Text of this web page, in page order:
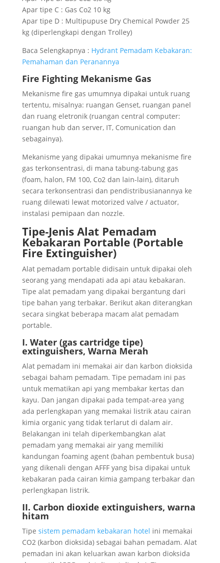
Apar tipe C : Gas Co2 10 kg
Apar tipe D : Multipupuse Dry Chemical Powder 25
kg (diperlengkapi dengan Trolley)
Baca Selengkapnya : Hydrant Pemadam Kebakaran:
Pemahaman dan Peranannya
Fire Fighting Mekanisme Gas
Mekanisme fire gas umumnya dipakai untuk ruang
tertentu, misalnya: ruangan Genset, ruangan panel
dan ruang eletronik (ruangan central computer:
ruangan hub dan server, IT, Comunication dan
sebagainya).
Mekanisme yang dipakai umumnya mekanisme fire
gas terkonsentrasi, di mana tabung-tabung gas
(foam, halon, FM 100, Co2 dan lain-lain), ditaruh
secara terkonsentrasi dan pendistribusianannya ke
ruang dilewati lewat motorized valve / actuator,
instalasi pemipaan dan nozzle.
Tipe-Jenis Alat Pemadam
Kebakaran Portable (Portable
Fire Extinguisher)
Alat pemadam portable didisain untuk dipakai oleh
seorang yang mendapati ada api atau kebakaran.
Tipe alat pemadam yang dipakai bergantung dari
tipe bahan yang terbakar. Berikut akan diterangkan
secara singkat beberapa macam alat pemadam
portable.
I. Water (gas cartridge tipe)
extinguishers, Warna Merah
Alat pemadam ini memakai air dan karbon dioksida
sebagai baham pemadam. Tipe pemadam ini pas
untuk mematikan api yang membakar kertas dan
kayu. Dan jangan dipakai pada tempat-area yang
ada perlengkapan yang memakai listrik atau cairan
kimia organic yang tidak terlarut di dalam air.
Belakangan ini telah diperkembangkan alat
pemadam yang memakai air yang memiliki
kandungan foaming agent (bahan pembentuk busa)
yang dikenali dengan AFFF yang bisa dipakai untuk
kebakaran pada cairan kimia gampang terbakar dan
perlengkapan listrik.
II. Carbon dioxide extinguishers, warna
hitam
Tipe sistem pemadam kebakaran hotel ini memakai
CO2 (karbon dioksida) sebagai bahan pemadam. Alat
pemadan ini akan keluarkan awan karbon dioksida